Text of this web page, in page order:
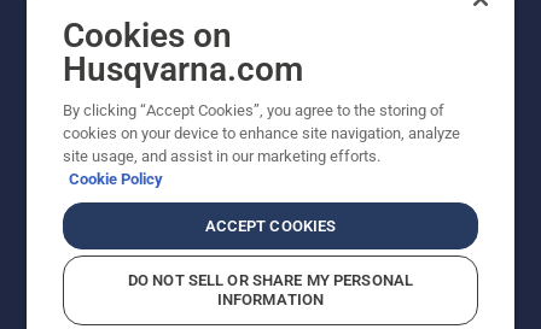
© Husqvarna AB (publ). Alle rechten voorbehouden. De
getoonde prijzen zijn consumentenadviesprijzen. Alle
tenzij het product beschikbaar is voor directe aankoop.
Cookiebeleid
Imprint
Cookies on
Husqvarna.com
By clicking “Accept Cookies”, you agree to the storing of
cookies on your device to enhance site navigation, analyze
site usage, and assist in our marketing efforts.
Cookie Policy
ACCEPT COOKIES
DO NOT SELL OR SHARE MY PERSONAL
INFORMATION